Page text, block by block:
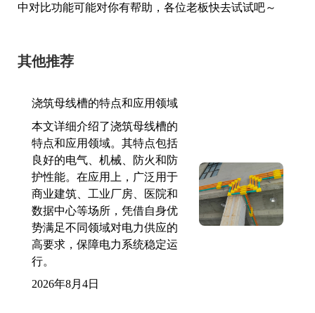
中对比功能可能对你有帮助，各位老板快去试试吧～
其他推荐
浇筑母线槽的特点和应用领域
本文详细介绍了浇筑母线槽的
特点和应用领域。其特点包括
良好的电气、机械、防火和防
护性能。在应用上，广泛用于
商业建筑、工业厂房、医院和
数据中心等场所，凭借自身优
势满足不同领域对电力供应的
高要求，保障电力系统稳定运
行。
2026年8月4日